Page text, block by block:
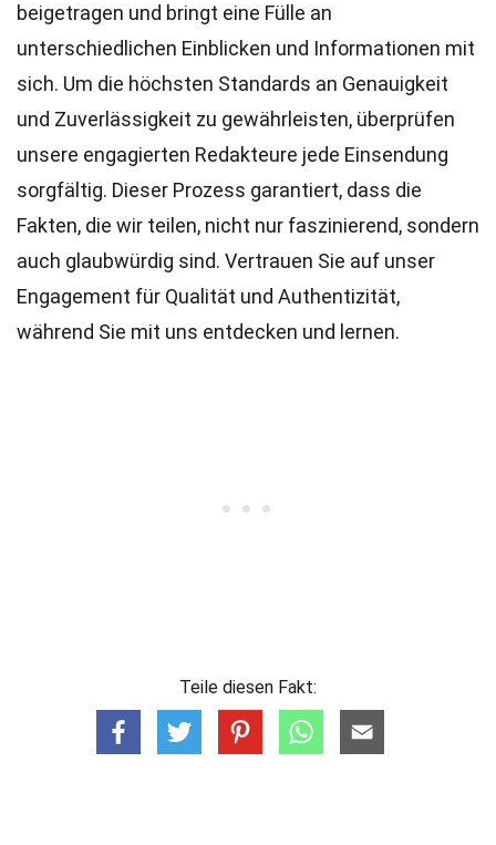
beigetragen und bringt eine Fülle an
unterschiedlichen Einblicken und Informationen mit
sich. Um die höchsten Standards an Genauigkeit
und Zuverlässigkeit zu gewährleisten, überprüfen
unsere engagierten Redakteure jede Einsendung
sorgfältig. Dieser Prozess garantiert, dass die
Fakten, die wir teilen, nicht nur faszinierend, sondern
auch glaubwürdig sind. Vertrauen Sie auf unser
Engagement für Qualität und Authentizität,
während Sie mit uns entdecken und lernen.
Teile diesen Fakt: